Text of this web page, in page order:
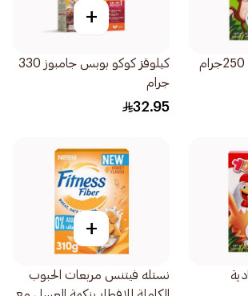
+
كيلوقز كوكو بوبس جامبوز 330
جرام
32.95
+
نستله فيتنس مربعات الحبوب